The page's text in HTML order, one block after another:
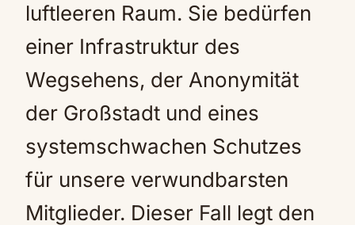
luftleeren Raum. Sie bedürfen
einer Infrastruktur des
Wegsehens, der Anonymität
der Großstadt und eines
systemschwachen Schutzes
für unsere verwundbarsten
Mitglieder. Dieser Fall legt den